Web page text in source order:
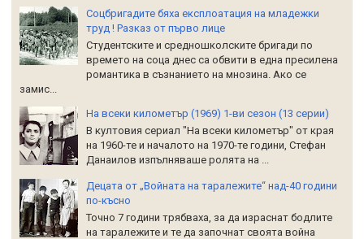
Соцбригадите бяха експлоатация на младежки
труд ! Разказ от първо лице
Студентските и средношколските бригади по
времето на соца днес са обвити в една пресилена
романтика в съзнанието на мнозина. Ако се
замис...
На всеки километър (1969) 1-ви сезон (13 серии)
В култовия сериал "На всеки километър" от края
на 1960-те и началото на 1970-те години, Стефан
Данаилов изпълняваше ролята на ...
Децата от „Войната на таралежите“ над-40 години
по-късно
Точно 7 години трябваха, за да израснат бодлите
на таралежите и те да започнат своята война